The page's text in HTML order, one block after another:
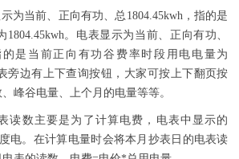
。电表显示为当前、正向有功、
峰谷电量、上个月的电量等等。
度电。在计算电量时会将本月抄表日的电表读